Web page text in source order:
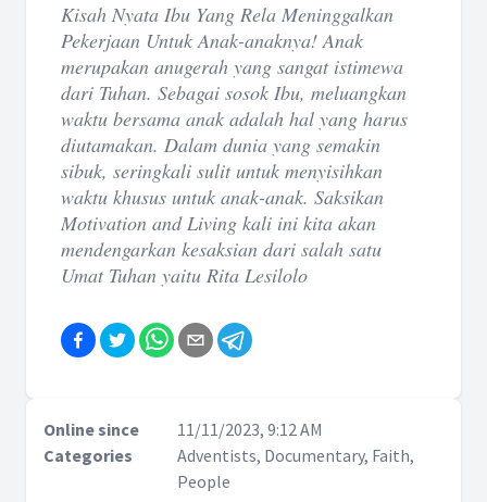
Kisah Nyata Ibu Yang Rela Meninggalkan
Pekerjaan Untuk Anak-anaknya! Anak
merupakan anugerah yang sangat istimewa
dari Tuhan. Sebagai sosok Ibu, meluangkan
waktu bersama anak adalah hal yang harus
diutamakan. Dalam dunia yang semakin
sibuk, seringkali sulit untuk menyisihkan
waktu khusus untuk anak-anak. Saksikan
Motivation and Living kali ini kita akan
mendengarkan kesaksian dari salah satu
Umat Tuhan yaitu Rita Lesilolo
Online since
11/11/2023, 9:12 AM
Categories
Adventists, Documentary, Faith,
People